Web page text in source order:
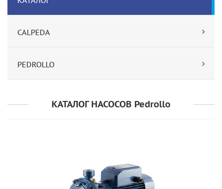
CALPEDA
PEDROLLO
КАТАЛОГ НАСОСОВ Pedrollo